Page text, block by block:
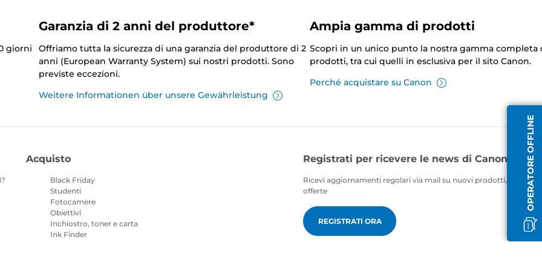
OPERATORE OFFLINE
giorni
Garanzia di 2 anni del produttore*
Offriamo tutta la sicurezza di una garanzia del produttore di 2
anni (European Warranty System) sui nostri prodotti. Sono
previste eccezioni.
Weitere Informationen über unsere Gewährleistung
Ampia gamma di prodotti
Scopri in un unico punto la nostra gamma completa
prodotti, tra cui quelli in esclusiva per il sito Canon.
Perché acquistare su Canon
Acquisto
Black Friday
Studenti
Fotocamere
Obiettivi
Inchiostro, toner e carta
Ink Finder
Registrati per ricevere le news di Canon
Ricevi aggiornamenti regolari via mail su nuovi prodotti, consigli
offerte
REGISTRATI ORA